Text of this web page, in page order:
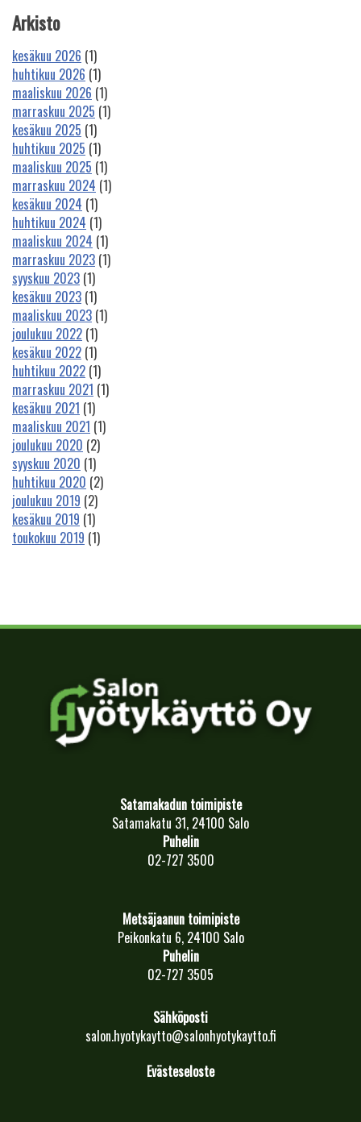
Arkisto
kesäkuu 2026 (1)
huhtikuu 2026 (1)
maaliskuu 2026 (1)
marraskuu 2025 (1)
kesäkuu 2025 (1)
huhtikuu 2025 (1)
maaliskuu 2025 (1)
marraskuu 2024 (1)
kesäkuu 2024 (1)
huhtikuu 2024 (1)
maaliskuu 2024 (1)
marraskuu 2023 (1)
syyskuu 2023 (1)
kesäkuu 2023 (1)
maaliskuu 2023 (1)
joulukuu 2022 (1)
kesäkuu 2022 (1)
huhtikuu 2022 (1)
marraskuu 2021 (1)
kesäkuu 2021 (1)
maaliskuu 2021 (1)
joulukuu 2020 (2)
syyskuu 2020 (1)
huhtikuu 2020 (2)
joulukuu 2019 (2)
kesäkuu 2019 (1)
toukokuu 2019 (1)
Satamakadun toimipiste
Satamakatu 31, 24100 Salo
Puhelin
02-727 3500
Metsäjaanun toimipiste
Peikonkatu 6, 24100 Salo
Puhelin
02-727 3505
Sähköposti
salon.hyotykaytto@salonhyotykaytto.fi
Evästeseloste